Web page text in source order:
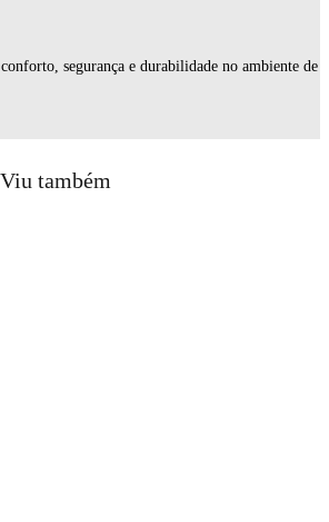
segurança e durabilidade no ambiente de
também